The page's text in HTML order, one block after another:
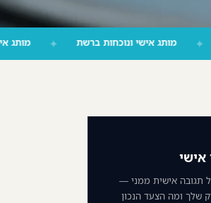
ברשת ✦ מותג אישי ונוכחות ברשת ✦
אישי
תקבל תגובה אישית ממני —
שלך ומה הצעד הנכון